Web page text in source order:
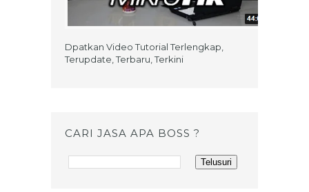
Dpatkan Video Tutorial Terlengkap,
Terupdate, Terbaru, Terkini
CARI JASA APA BOSS ?